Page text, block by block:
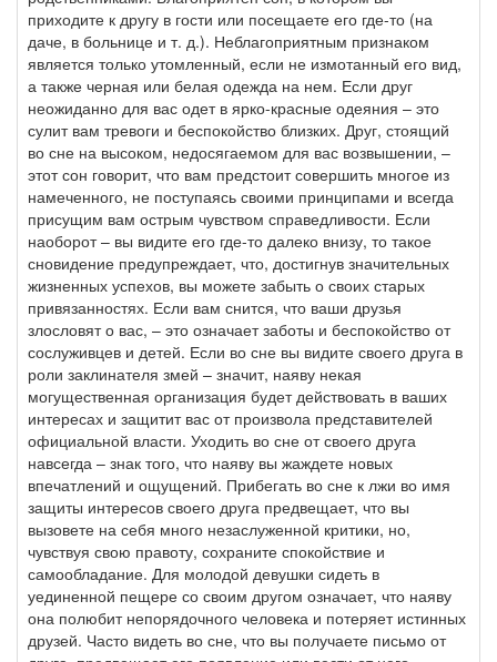
приходите к другу в гости или посещаете его где-то (на
даче, в больнице и т. д.). Неблагоприятным признаком
является только утомленный, если не измотанный его вид,
а также черная или белая одежда на нем. Если друг
неожиданно для вас одет в ярко-красные одеяния – это
сулит вам тревоги и беспокойство близких. Друг, стоящий
во сне на высоком, недосягаемом для вас возвышении, –
этот сон говорит, что вам предстоит совершить многое из
намеченного, не поступаясь своими принципами и всегда
присущим вам острым чувством справедливости. Если
наоборот – вы видите его где-то далеко внизу, то такое
сновидение предупреждает, что, достигнув значительных
жизненных успехов, вы можете забыть о своих старых
привязанностях. Если вам снится, что ваши друзья
злословят о вас, – это означает заботы и беспокойство от
сослуживцев и детей. Если во сне вы видите своего друга в
роли заклинателя змей – значит, наяву некая
могущественная организация будет действовать в ваших
интересах и защитит вас от произвола представителей
официальной власти. Уходить во сне от своего друга
навсегда – знак того, что наяву вы жаждете новых
впечатлений и ощущений. Прибегать во сне к лжи во имя
защиты интересов своего друга предвещает, что вы
вызовете на себя много незаслуженной критики, но,
чувствуя свою правоту, сохраните спокойствие и
самообладание. Для молодой девушки сидеть в
уединенной пещере со своим другом означает, что наяву
она полюбит непорядочного человека и потеряет истинных
друзей. Часто видеть во сне, что вы получаете письмо от